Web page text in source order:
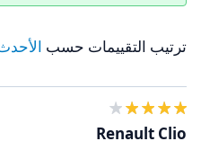
ترتيب التقييمات حسب
Renault Clio